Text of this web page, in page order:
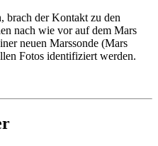
brach der Kontakt zu den
nach wie vor auf dem Mars
neuen Marssonde (Mars
Fotos identifiziert werden.